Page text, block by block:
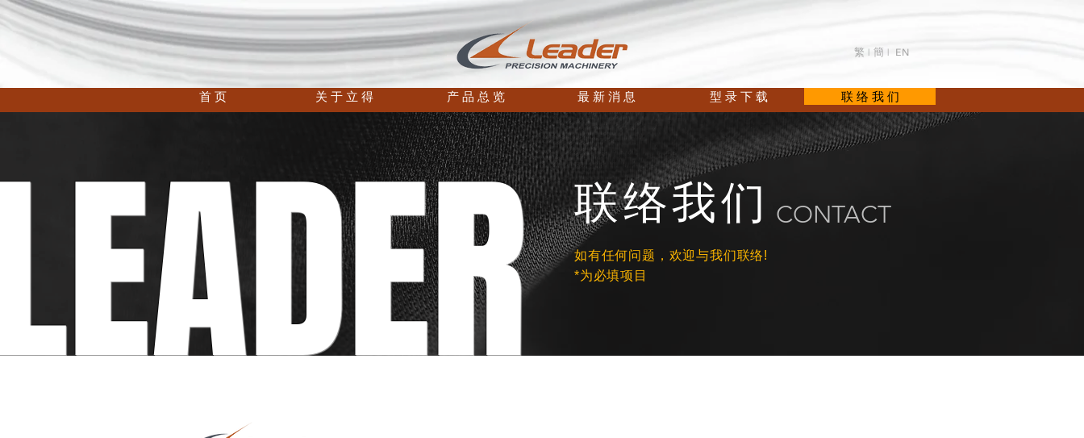
繁 | 簡 | EN
首 页 关 于 立 得 产 品 总 览 最 新 消 息 型 录 下 载 联 络 我 们
CONTACT
联络我们
如有任何问题，欢迎与我们联络!
*为必填项目